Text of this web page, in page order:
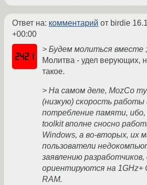
Ответ на: комментарий от birdie
+00:00
> Будем молиться вместе
Молитва - удел верующих,
такое.
> На самом деле, MozCo
(низкую) скорость работы
потребление памяти, ибо,
toolkit вполне сносно
Windows, а во-вторых, их
пользователи
заявлению разработчиков,
ориентируются на 1GHz+
RAM.